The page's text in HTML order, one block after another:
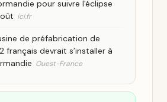
pour suivre l'éclipse
ici.fr
de préfabrication de
français devrait s’installer à
Ouest-France